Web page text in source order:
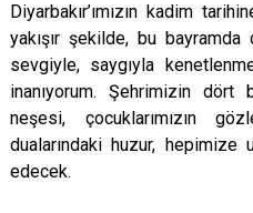
Diyarbakır’ımızın kadim
yakışır şekilde, bu
sevgiyle, saygıyla
inanıyorum. Şehrimizin dört
neşesi, çocuklarımızın
dualarındaki huzur,
edecek.